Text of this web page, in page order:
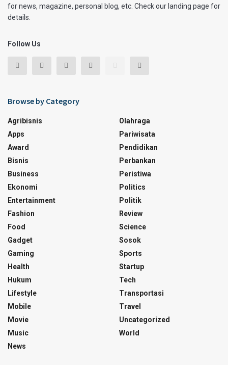
for news, magazine, personal blog, etc. Check our landing page for
details.
Follow Us
Browse by Category
Agribisnis
Apps
Award
Bisnis
Business
Ekonomi
Entertainment
Fashion
Food
Gadget
Gaming
Health
Hukum
Lifestyle
Mobile
Movie
Music
News
Olahraga
Pariwisata
Pendidikan
Perbankan
Peristiwa
Politics
Politik
Review
Science
Sosok
Sports
Startup
Tech
Transportasi
Travel
Uncategorized
World